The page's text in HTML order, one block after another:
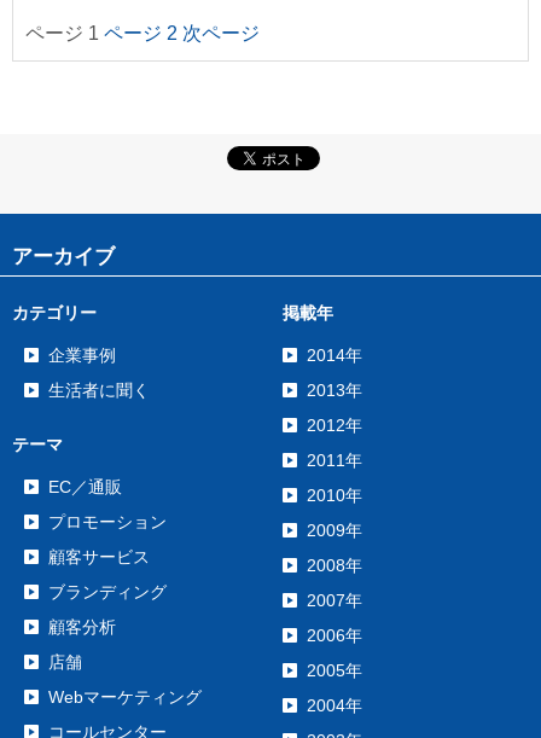
ページ 1 ページ 2 次ページ
アーカイブ
カテゴリー
企業事例
生活者に聞く
テーマ
EC／通販
プロモーション
顧客サービス
ブランディング
顧客分析
店舗
Webマーケティング
コールセンター
掲載年
2014年
2013年
2012年
2011年
2010年
2009年
2008年
2007年
2006年
2005年
2004年